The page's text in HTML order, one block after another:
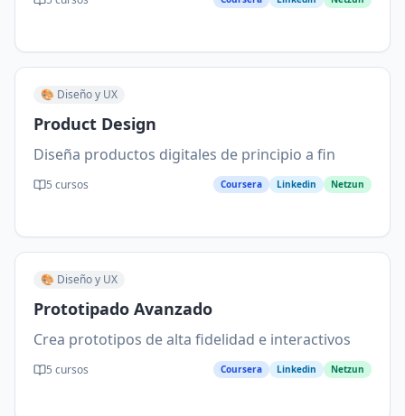
🎨 Diseño y UX
Product Design
Diseña productos digitales de principio a fin
5 cursos Coursera Linkedin Netzun
🎨 Diseño y UX
Prototipado Avanzado
Crea prototipos de alta fidelidad e interactivos
5 cursos Coursera Linkedin Netzun